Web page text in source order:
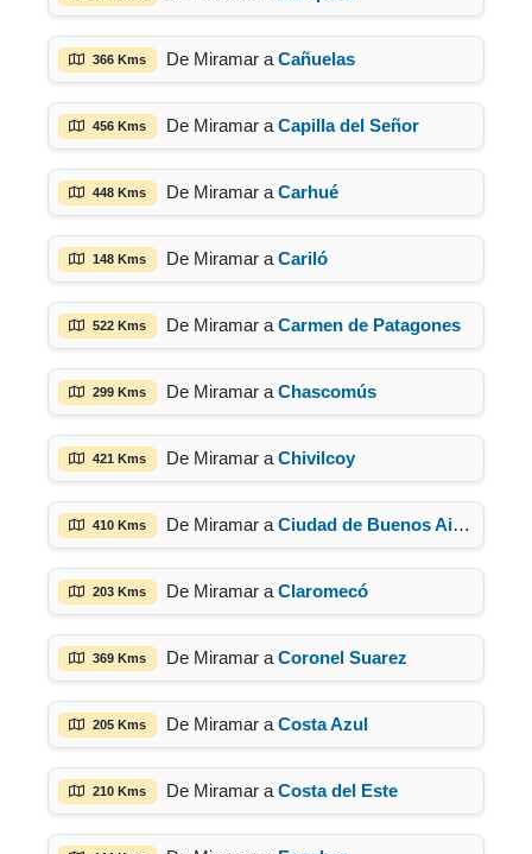
366 Kms De Miramar a Cañuelas
456 Kms De Miramar a Capilla del Señor
448 Kms De Miramar a Carhué
148 Kms De Miramar a Cariló
522 Kms De Miramar a Carmen de Patagones
299 Kms De Miramar a Chascomús
421 Kms De Miramar a Chivilcoy
410 Kms De Miramar a Ciudad de Buenos Aires
203 Kms De Miramar a Claromecó
369 Kms De Miramar a Coronel Suarez
205 Kms De Miramar a Costa Azul
210 Kms De Miramar a Costa del Este